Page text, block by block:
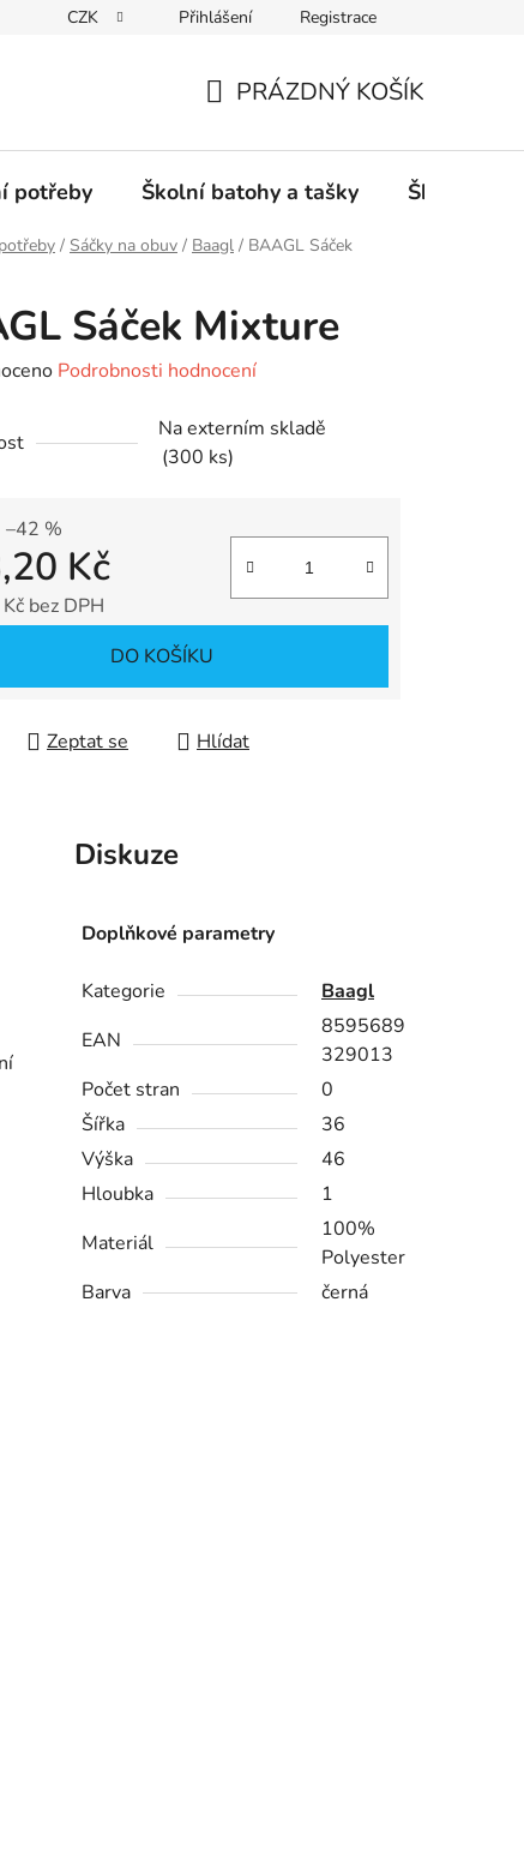
CZK Přihlášení Registrace
KOŠÍK
PRÁZDNÝ KOŠÍK
potřeby Školní batohy a tašky Školní sety
/ Sáčky na obuv / Baagl / BAAGL Sáček
Sáček Mixture
Podrobnosti hodnocení
Na externím skladě
(300 ks)
–42 %
Kč
bez DPH
DO KOŠÍKU
Zeptat se
Hlídat
Diskuze
Doplňkové parametry
Kategorie
Baagl
EAN
8595689
329013
Počet stran
0
Šířka
36
Výška
46
Hloubka
1
Materiál
100%
Polyester
Barva
černá